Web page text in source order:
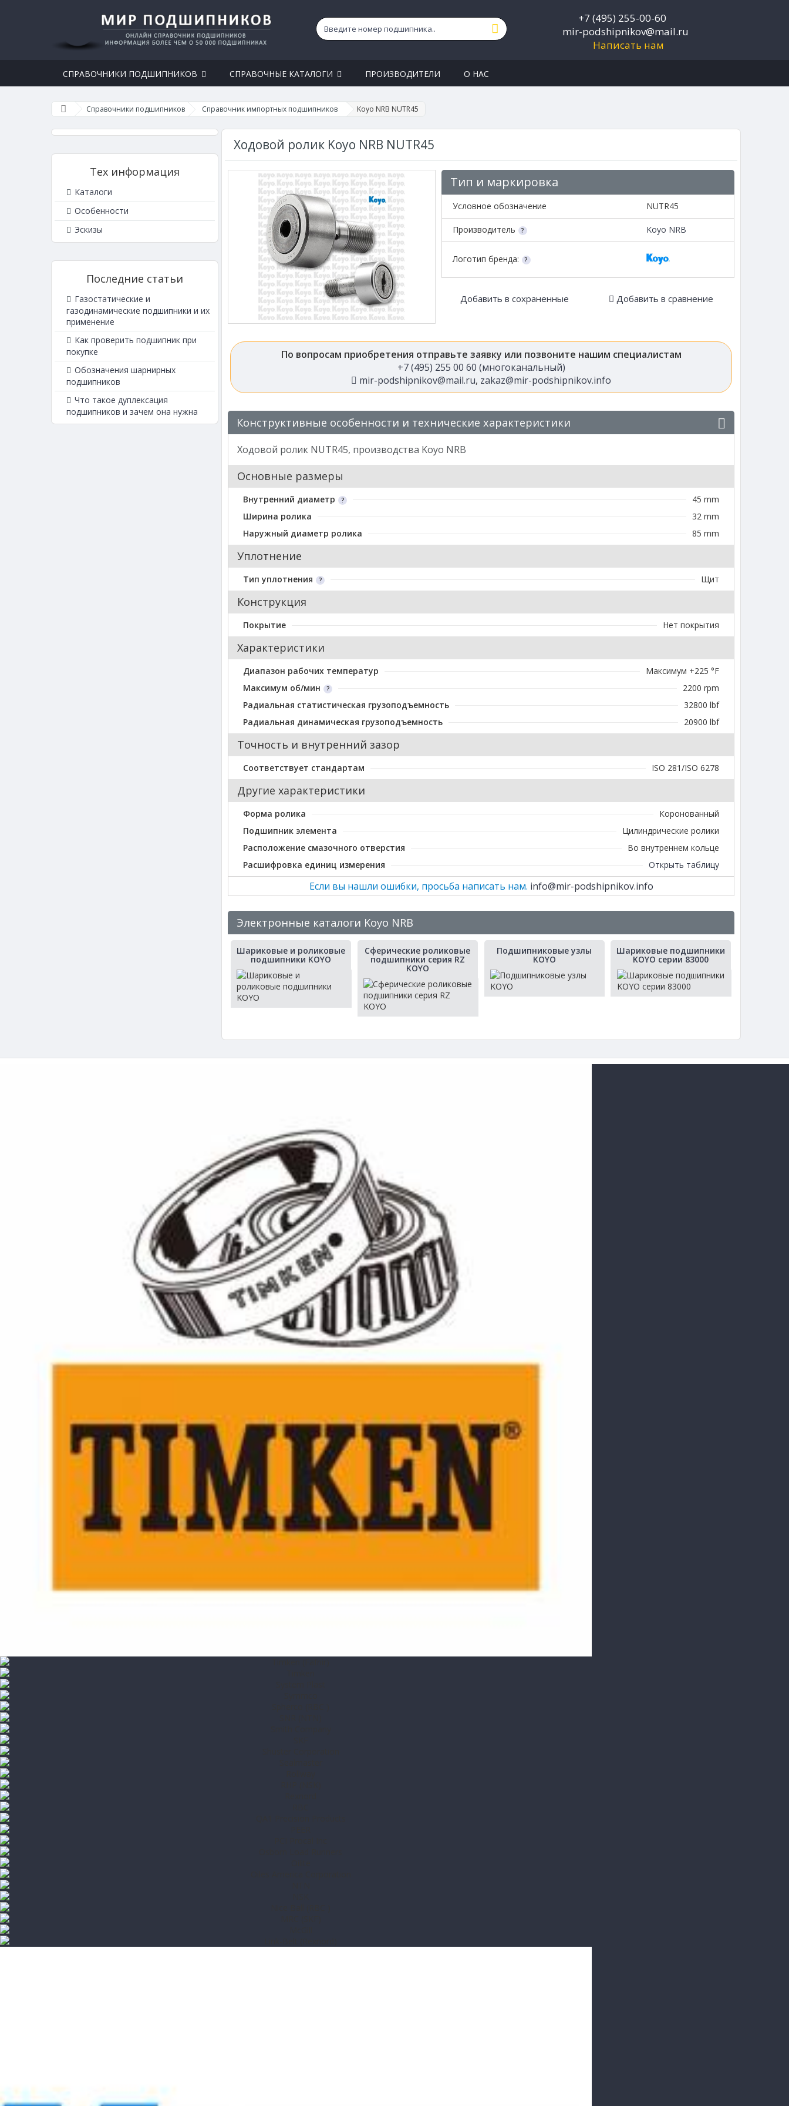
+7 (495) 255-00-60
mir-podshipnikov@mail.ru
Написать нам
СПРАВОЧНИКИ ПОДШИПНИКОВ СПРАВОЧНЫЕ КАТАЛОГИ ПРОИЗВОДИТЕЛИ О НАС
Справочники подшипников Справочник импортных подшипников Koyo NRB NUTR45
Тех информация
Каталоги
Особенности
Эскизы
Последние статьи
Газостатические и
газодинамические подшипники и их
применение
Как проверить подшипник при
покупке
Обозначения шарнирных
подшипников
Что такое дуплексация
подшипников и зачем она нужна
Ходовой ролик Koyo NRB NUTR45
Тип и маркировка
Условное обозначение NUTR45
Производитель Koyo NRB
Логотип бренда:
Добавить в сохраненные Добавить в сравнение
По вопросам приобретения отправьте заявку или позвоните нашим специалистам
+7 (495) 255 00 60 (многоканальный)
mir-podshipnikov@mail.ru, zakaz@mir-podshipnikov.info
Конструктивные особенности и технические характеристики
Ходовой ролик NUTR45, производства Koyo NRB
Основные размеры
Внутренний диаметр
45 mm
Ширина ролика
32 mm
Наружный диаметр ролика
85 mm
Уплотнение
Тип уплотнения Щит
Конструкция
Покрытие Нет покрытия
Характеристики
Диапазон рабочих температур
Максимум +225 °F
Максимум об/мин
2200 rpm
Радиальная статистическая грузоподъемность
32800 lbf
Радиальная динамическая грузоподъемность
20900 lbf
Точность и внутренний зазор
Соответствует стандартам ISO 281/ISO 6278
Другие характеристики
Форма ролика
Коронованный
Подшипник элемента
Цилиндрические ролики
Расположение смазочного отверстия
Во внутреннем кольце
Расшифровка единиц измерения
Открыть таблицу
Если вы нашли ошибки, просьба написать нам. info@mir-podshipnikov.info
Электронные каталоги Koyo NRB
Шариковые и роликовые
подшипники KOYO
Сферические роликовые
подшипники серия RZ
KOYO
Подшипниковые узлы
KOYO
Шариковые подшипники
KOYO серии 83000